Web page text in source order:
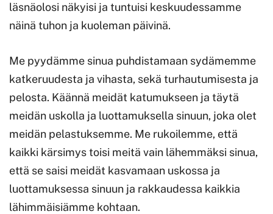
läsnäolosi näkyisi ja tuntuisi keskuudessamme
näinä tuhon ja kuoleman päivinä.
Me pyydämme sinua puhdistamaan sydämemme
katkeruudesta ja vihasta, sekä turhautumisesta ja
pelosta. Käännä meidät katumukseen ja täytä
meidän uskolla ja luottamuksella sinuun, joka olet
meidän pelastuksemme. Me rukoilemme, että
kaikki kärsimys toisi meitä vain lähemmäksi sinua,
että se saisi meidät kasvamaan uskossa ja
luottamuksessa sinuun ja rakkaudessa kaikkia
lähimmäisiämme kohtaan.